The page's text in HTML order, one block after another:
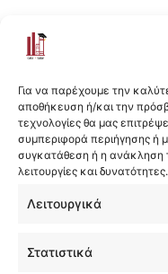
Για να παρέχουμε την
αποθήκευση ή/και την
τεχνολογίες θα μας
συμπεριφορά περιήγησης ή
συγκατάθεση ή η ανάκληση
λειτουργίες και δυνατότητες.
Λειτουργικά
Στατιστικά